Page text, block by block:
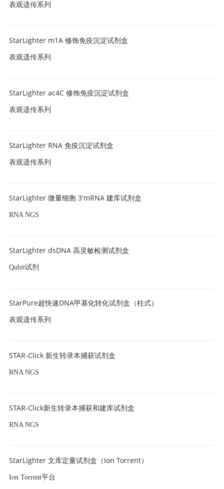
表观遗传系列
StarLighter m1A 修饰免疫沉淀试剂盒
表观遗传系列
StarLighter ac4C 修饰免疫沉淀试剂盒
表观遗传系列
StarLighter RNA 免疫沉淀试剂盒
表观遗传系列
StarLighter 微量细胞 3'mRNA 建库试剂盒
RNA NGS
StarLighter dsDNA 高灵敏检测试剂盒
Qubit试剂
StarPure超快速DNA甲基化转化试剂盒（柱式）
表观遗传系列
STAR-Click 新生转录本捕获试剂盒
RNA NGS
STAR-Click新生转录本捕获和建库试剂盒
RNA NGS
StarLighter 文库定量试剂盒（Ion Torrent）
Ion Torrent平台